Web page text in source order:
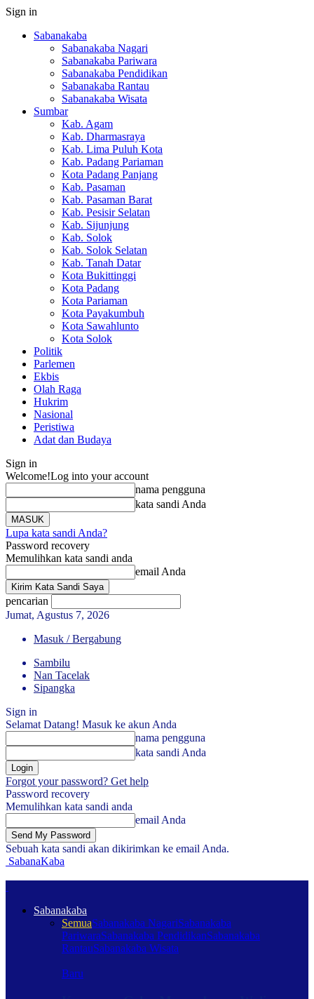
Sign in
Sabanakaba
Sabanakaba Nagari
Sabanakaba Pariwara
Sabanakaba Pendidikan
Sabanakaba Rantau
Sabanakaba Wisata
Sumbar
Kab. Agam
Kab. Dharmasraya
Kab. Lima Puluh Kota
Kab. Padang Pariaman
Kota Padang Panjang
Kab. Pasaman
Kab. Pasaman Barat
Kab. Pesisir Selatan
Kab. Sijunjung
Kab. Solok
Kab. Solok Selatan
Kab. Tanah Datar
Kota Bukittinggi
Kota Padang
Kota Pariaman
Kota Payakumbuh
Kota Sawahlunto
Kota Solok
Politik
Parlemen
Ekbis
Olah Raga
Hukrim
Nasional
Peristiwa
Adat dan Budaya
Sign in
Welcome!Log into your account
nama pengguna
kata sandi Anda
Lupa kata sandi Anda?
Password recovery
Memulihkan kata sandi anda
email Anda
pencarian
Jumat, Agustus 7, 2026
Masuk / Bergabung
Sambilu
Nan Tacelak
Sipangka
Sign in
Selamat Datang! Masuk ke akun Anda
nama pengguna
kata sandi Anda
Forgot your password? Get help
Password recovery
Memulihkan kata sandi anda
email Anda
Sebuah kata sandi akan dikirimkan ke email Anda.
SabanaKaba
Sabanakaba
SemuaSabanakaba NagariSabanakaba
PariwaraSabanakaba PendidikanSabanakaba
RantauSabanakaba Wisata
Baru